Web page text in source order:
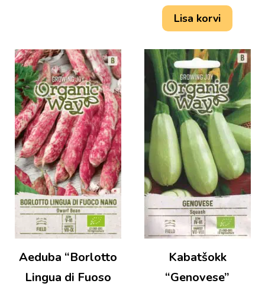
Lisa korvi
Aeduba “Borlotto
Lingua di Fuoso
Kabatšokk
“Genovese”